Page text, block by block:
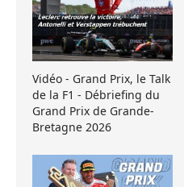
Vidéo - Grand Prix, le Talk
de la F1 - Débriefing du
Grand Prix de Grande-
Bretagne 2026